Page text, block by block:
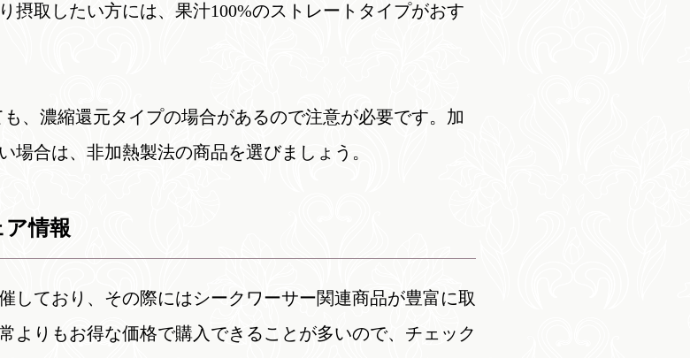
摂取したい方には、果汁100%のストレートタイプがおす
、濃縮還元タイプの場合があるので注意が必要です。加
場合は、非加熱製法の商品を選びましょう。
情報
しており、その際にはシークワーサー関連商品が豊富に取
よりもお得な価格で購入できることが多いので、チェック